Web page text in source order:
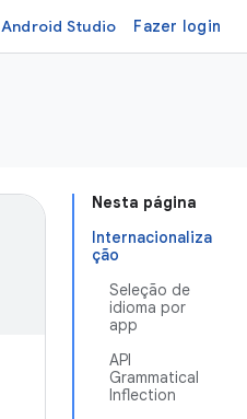
Android Studio Fazer login
Nesta página
Internacionaliza
ção
Seleção de
idioma por
app
API
Grammatical
Inflection